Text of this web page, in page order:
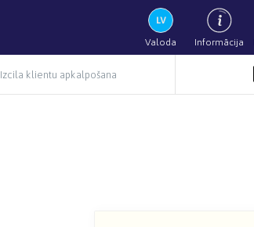
Valoda Informācija
Izcila klientu apkalpošana